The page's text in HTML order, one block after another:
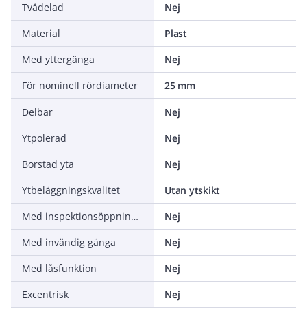
Tvådelad
Nej
Material
Plast
Med yttergänga
Nej
För nominell rördiameter
25 mm
Delbar
Nej
Ytpolerad
Nej
Borstad yta
Nej
Ytbeläggningskvalitet
Utan ytskikt
Med inspektionsöppning och skydd
Nej
Med invändig gänga
Nej
Med låsfunktion
Nej
Excentrisk
Nej